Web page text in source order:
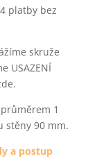
platby bez
skruže
USAZENÍ
1
stěny 90 mm.
a postup